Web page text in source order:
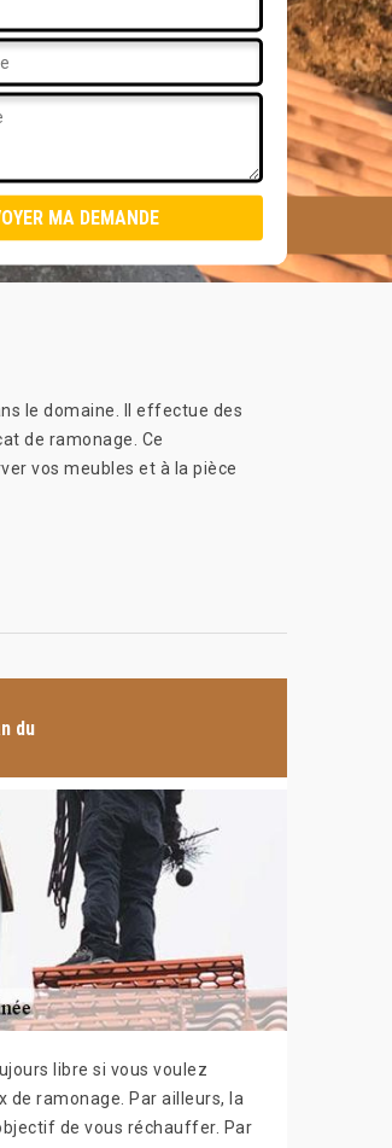
le domaine. Il effectue des
de ramonage. Ce
vos meubles et à la pièce
du
libre si vous voulez
de ramonage. Par ailleurs, la
de vous réchauffer. Par